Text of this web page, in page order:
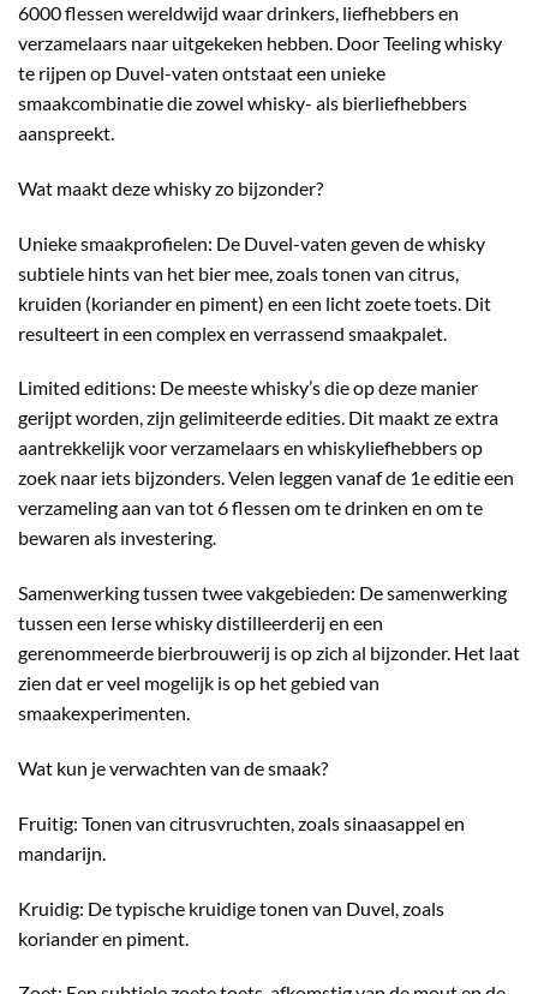
6000 flessen wereldwijd waar drinkers, liefhebbers en
verzamelaars naar uitgekeken hebben. Door Teeling whisky
te rijpen op Duvel-vaten ontstaat een unieke
smaakcombinatie die zowel whisky- als bierliefhebbers
aanspreekt.
Wat maakt deze whisky zo bijzonder?
Unieke smaakprofielen: De Duvel-vaten geven de whisky
subtiele hints van het bier mee, zoals tonen van citrus,
kruiden (koriander en piment) en een licht zoete toets. Dit
resulteert in een complex en verrassend smaakpalet.
Limited editions: De meeste whisky’s die op deze manier
gerijpt worden, zijn gelimiteerde edities. Dit maakt ze extra
aantrekkelijk voor verzamelaars en whiskyliefhebbers op
zoek naar iets bijzonders. Velen leggen vanaf de 1e editie een
verzameling aan van tot 6 flessen om te drinken en om te
bewaren als investering.
Samenwerking tussen twee vakgebieden: De samenwerking
tussen een Ierse whisky distilleerderij en een
gerenommeerde bierbrouwerij is op zich al bijzonder. Het laat
zien dat er veel mogelijk is op het gebied van
smaakexperimenten.
Wat kun je verwachten van de smaak?
Fruitig: Tonen van citrusvruchten, zoals sinaasappel en
mandarijn.
Kruidig: De typische kruidige tonen van Duvel, zoals
koriander en piment.